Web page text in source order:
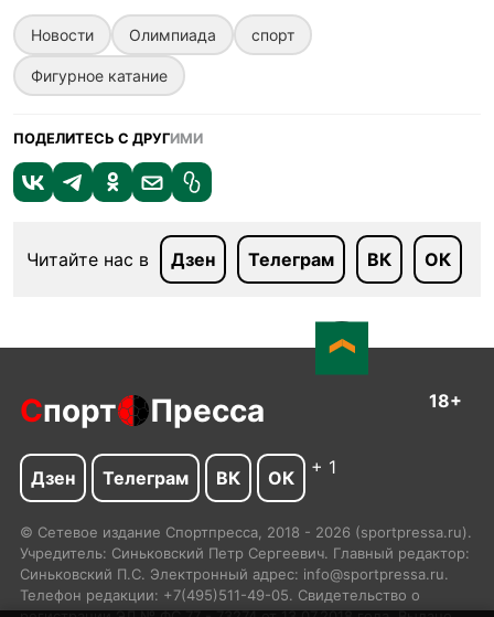
Новости Олимпиада спорт
Фигурное катание
ПОДЕЛИТЕСЬ С ДРУГИМИ
Читайте нас в Дзен Телеграм ВК ОК
Спорт Пресса 18+
Дзен Телеграм ВК ОК + 1
© Сетевое издание Спортпресса, 2018 - 2026 (sportpressa.ru).
Учредитель: Синьковский Петр Сергеевич. Главный редактор:
Синьковский П.С. Электронный адрес: info@sportpressa.ru.
Телефон редакции: +7(495)511-49-05. Свидетельство о